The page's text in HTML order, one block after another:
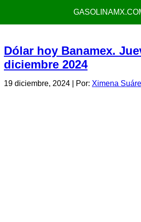
Dólar hoy Banamex.
diciembre 2024
19 diciembre, 2024 | Por: Ximena